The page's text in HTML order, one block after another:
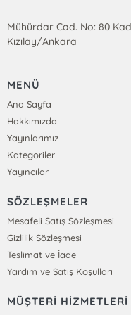
Mühürdar Cad. No: 80
Kızılay/Ankara
MENÜ
Ana Sayfa
Hakkımızda
Yayınlarımız
Kategoriler
Yayıncılar
SÖZLEŞMELER
Mesafeli Satış Sözleşmesi
Gizlilik Sözleşmesi
Teslimat ve İade
Yardım ve Satış Koşulları
MÜŞTERİ HİZMETLERİ